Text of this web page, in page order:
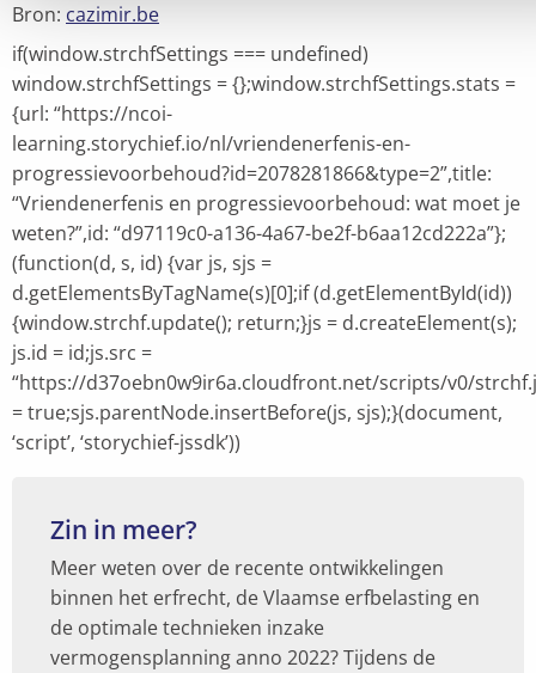
Bron: cazimir.be
if(window.strchfSettings === undefined)
window.strchfSettings = {};window.strchfSettings.stats =
{url: “https://ncoi-
learning.storychief.io/nl/vriendenerfenis-en-
progressievoorbehoud?id=2078281866&type=2”,title:
“Vriendenerfenis en progressievoorbehoud: wat moet je
weten?”,id: “d97119c0-a136-4a67-be2f-b6aa12cd222a”};
(function(d, s, id) {var js, sjs =
d.getElementsByTagName(s)[0];if (d.getElementById(id))
{window.strchf.update(); return;}js = d.createElement(s);
js.id = id;js.src =
“https://d37oebn0w9ir6a.cloudfront.net/scripts/v0/
= true;sjs.parentNode.insertBefore(js, sjs);}(document,
‘script’, ‘storychief-jssdk’))
Zin in meer?
Meer weten over de recente ontwikkelingen
binnen het erfrecht, de Vlaamse erfbelasting en
de optimale technieken inzake
vermogensplanning anno 2022? Tijdens de